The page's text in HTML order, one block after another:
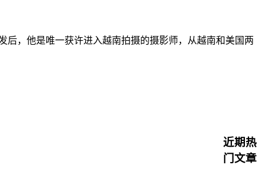
后，他是唯一获许进入越南拍摄的摄影师，从越南和美国两
近期热
门文章